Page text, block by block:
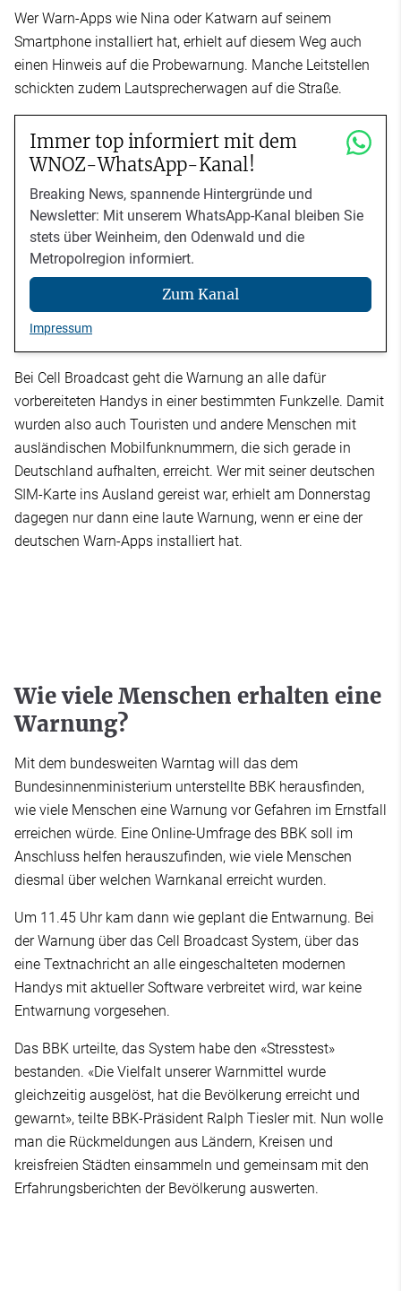
Wer Warn-Apps wie Nina oder Katwarn auf seinem
Smartphone installiert hat, erhielt auf diesem Weg auch
einen Hinweis auf die Probewarnung. Manche Leitstellen
schickten zudem Lautsprecherwagen auf die Straße.
Immer top informiert mit dem
WNOZ-WhatsApp-Kanal!
Breaking News, spannende Hintergründe und
Newsletter: Mit unserem WhatsApp-Kanal bleiben Sie
stets über Weinheim, den Odenwald und die
Metropolregion informiert.
Zum Kanal
Impressum
Bei Cell Broadcast geht die Warnung an alle dafür
vorbereiteten Handys in einer bestimmten Funkzelle. Damit
wurden also auch Touristen und andere Menschen mit
ausländischen Mobilfunknummern, die sich gerade in
Deutschland aufhalten, erreicht. Wer mit seiner deutschen
SIM-Karte ins Ausland gereist war, erhielt am Donnerstag
dagegen nur dann eine laute Warnung, wenn er eine der
deutschen Warn-Apps installiert hat.
Wie viele Menschen erhalten eine
Warnung?
Mit dem bundesweiten Warntag will das dem
Bundesinnenministerium unterstellte BBK herausfinden,
wie viele Menschen eine Warnung vor Gefahren im Ernstfall
erreichen würde. Eine Online-Umfrage des BBK soll im
Anschluss helfen herauszufinden, wie viele Menschen
diesmal über welchen Warnkanal erreicht wurden.
Um 11.45 Uhr kam dann wie geplant die Entwarnung. Bei
der Warnung über das Cell Broadcast System, über das
eine Textnachricht an alle eingeschalteten modernen
Handys mit aktueller Software verbreitet wird, war keine
Entwarnung vorgesehen.
Das BBK urteilte, das System habe den «Stresstest»
bestanden. «Die Vielfalt unserer Warnmittel wurde
gleichzeitig ausgelöst, hat die Bevölkerung erreicht und
gewarnt», teilte BBK-Präsident Ralph Tiesler mit. Nun wolle
man die Rückmeldungen aus Ländern, Kreisen und
kreisfreien Städten einsammeln und gemeinsam mit den
Erfahrungsberichten der Bevölkerung auswerten.